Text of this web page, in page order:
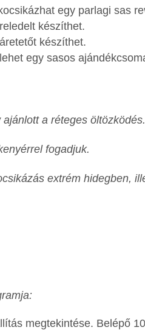
egy parlagi sas
készíthet.
készíthet.
egy sasos
a réteges öltözködés.
fogadjuk.
extrém hidegben,
megtekintése. Belépő